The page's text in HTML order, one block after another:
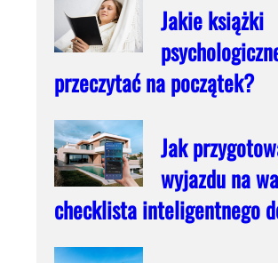
Jakie książki
przeczytać na początek?
Jak
wyjazdu na
checklista inteligentnego